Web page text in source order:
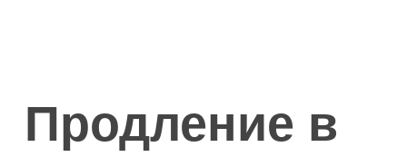
Продление в